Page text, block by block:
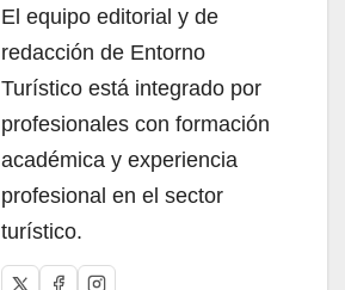
El equipo editorial y de
redacción de Entorno
Turístico está integrado por
profesionales con formación
académica y experiencia
profesional en el sector
turístico.